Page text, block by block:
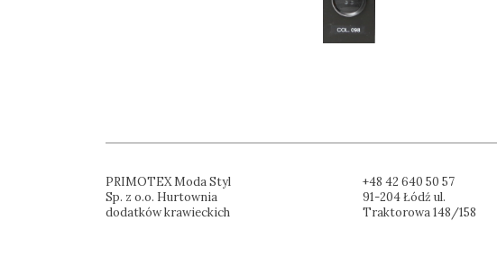
PRIMOTEX Moda Styl
Sp. z o.o. Hurtownia
dodatków krawieckich
+48 42 640 50 57
91-204 Łódź ul.
Traktorowa 148/158